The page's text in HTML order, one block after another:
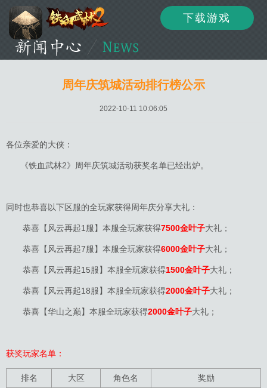
下载游戏
周年庆筑城活动排行榜公示
2022-10-11 10:06:05
各位亲爱的大侠：
《铁血武林2》周年庆筑城活动获奖名单已经出炉。
同时也恭喜以下区服的全玩家获得周年庆分享大礼：
恭喜【风云再起1服】本服全玩家获得7500金叶子大礼；
恭喜【风云再起7服】本服全玩家获得6000金叶子大礼；
恭喜【风云再起15服】本服全玩家获得1500金叶子大礼；
恭喜【风云再起18服】本服全玩家获得2000金叶子大礼；
恭喜【华山之巅】本服全玩家获得2000金叶子大礼；
获奖玩家名单：
排名 大区 角色名 奖励
资讯